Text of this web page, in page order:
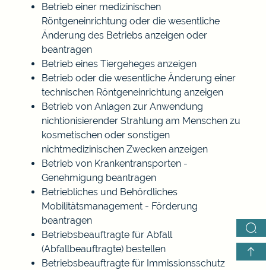
Betrieb einer medizinischen
Röntgeneinrichtung oder die wesentliche
Änderung des Betriebs anzeigen oder
beantragen
Betrieb eines Tiergeheges anzeigen
Betrieb oder die wesentliche Änderung einer
technischen Röntgeneinrichtung anzeigen
Betrieb von Anlagen zur Anwendung
nichtionisierender Strahlung am Menschen zu
kosmetischen oder sonstigen
nichtmedizinischen Zwecken anzeigen
Betrieb von Krankentransporten -
Genehmigung beantragen
Betriebliches und Behördliches
Mobilitätsmanagement - Förderung
beantragen
Betriebsbeauftragte für Abfall
(Abfallbeauftragte) bestellen
Betriebsbeauftragte für Immissionsschutz